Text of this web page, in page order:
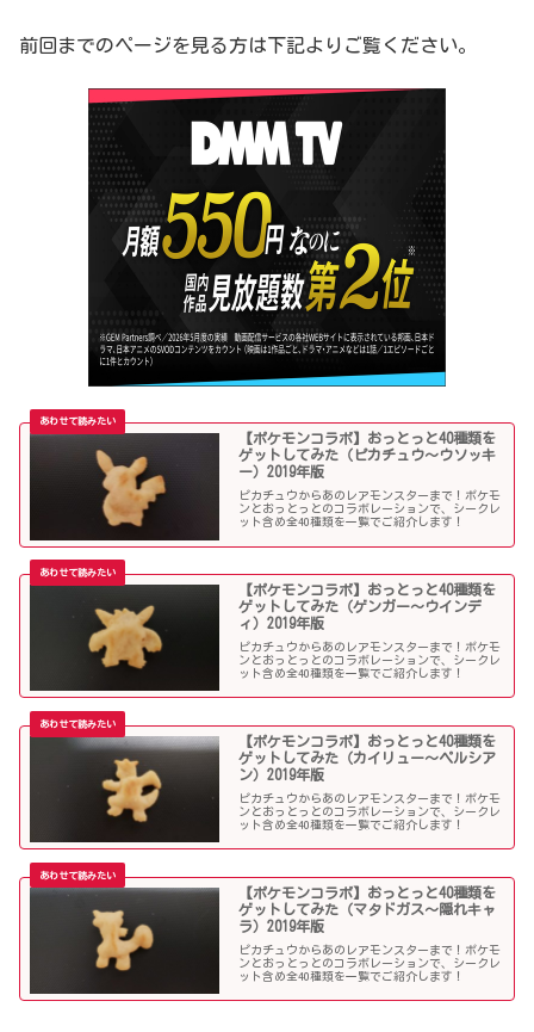
前回までのページを見る方は下記よりご覧ください。
【ポケモンコラボ】おっとっと40種類を
ゲットしてみた（ピカチュウ～ウソッキ
ー）2019年版
ピカチュウからあのレアモンスターまで！ポケモ
ンとおっとっとのコラボレーションで、シークレ
ット含め全40種類を一覧でご紹介します！
【ポケモンコラボ】おっとっと40種類を
ゲットしてみた（ゲンガー～ウインデ
ィ）2019年版
ピカチュウからあのレアモンスターまで！ポケモ
ンとおっとっとのコラボレーションで、シークレ
ット含め全40種類を一覧でご紹介します！
【ポケモンコラボ】おっとっと40種類を
ゲットしてみた（カイリュー～ペルシア
ン）2019年版
ピカチュウからあのレアモンスターまで！ポケモ
ンとおっとっとのコラボレーションで、シークレ
ット含め全40種類を一覧でご紹介します！
【ポケモンコラボ】おっとっと40種類を
ゲットしてみた（マタドガス～隠れキャ
ラ）2019年版
ピカチュウからあのレアモンスターまで！ポケモ
ンとおっとっとのコラボレーションで、シークレ
ット含め全40種類を一覧でご紹介します！